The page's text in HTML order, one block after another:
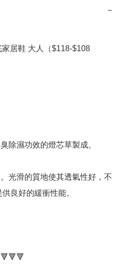
−
居鞋 大人（$118-$108
除濕功效的燈芯草製成。
光滑的質地使其透氣性好，不
良好的緩衝性能。